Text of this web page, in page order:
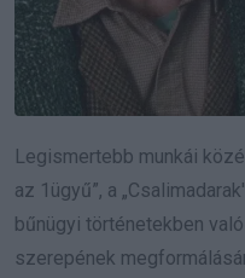
Legismertebb munkái közé
az 1ügyű”, a
bűnügyi történetekben
szerepének